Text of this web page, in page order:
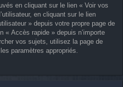
en cliquant sur le lien « Voir vos
en cliquant sur le lien
» depuis votre propre page de
« Accès rapide » depuis n’importe
vos sujets, utilisez la page de
paramètres appropriés.